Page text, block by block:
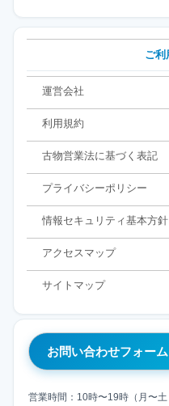
ご利
運営会社
利用規約
古物営業法に基づく表記
プライバシーポリシー
情報セキュリティ基本方針
アクセスマップ
サイトマップ
お問い合わせフォーム
営業時間：10時〜19時（月〜土